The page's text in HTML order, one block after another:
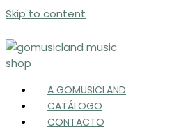
Skip to content
A GOMUSICLAND
CATÁLOGO
CONTACTO